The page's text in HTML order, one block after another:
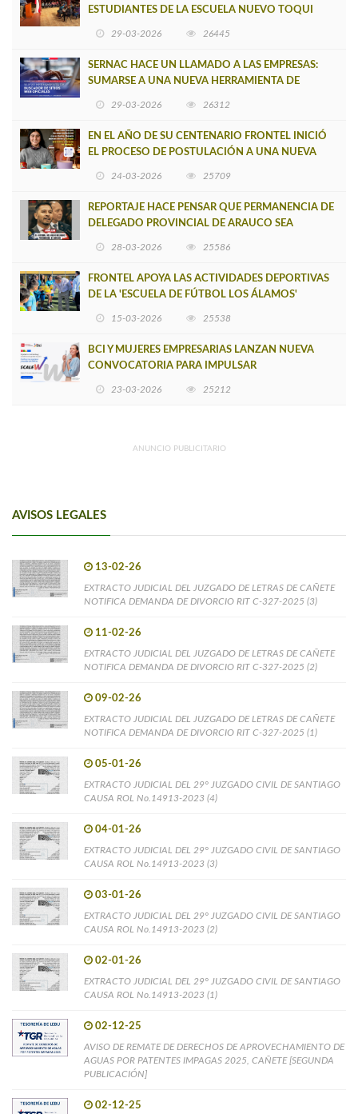
ESTUDIANTES DE LA ESCUELA NUEVO TOQUI
29-03-2026 26445
SERNAC HACE UN LLAMADO A LAS EMPRESAS:
SUMARSE A UNA NUEVA HERRAMIENTA DE
29-03-2026 26312
EN EL AÑO DE SU CENTENARIO FRONTEL INICIÓ
EL PROCESO DE POSTULACIÓN A UNA NUEVA
24-03-2026 25709
REPORTAJE HACE PENSAR QUE PERMANENCIA DE
DELEGADO PROVINCIAL DE ARAUCO SEA
28-03-2026 25586
FRONTEL APOYA LAS ACTIVIDADES DEPORTIVAS
DE LA 'ESCUELA DE FÚTBOL LOS ÁLAMOS'
15-03-2026 25538
BCI Y MUJERES EMPRESARIAS LANZAN NUEVA
CONVOCATORIA PARA IMPULSAR
23-03-2026 25212
ANUNCIO PUBLICITARIO
AVISOS LEGALES
13-02-26
EXTRACTO JUDICIAL DEL JUZGADO DE LETRAS DE CAÑETE
NOTIFICA DEMANDA DE DIVORCIO RIT C-327-2025 (3)
11-02-26
EXTRACTO JUDICIAL DEL JUZGADO DE LETRAS DE CAÑETE
NOTIFICA DEMANDA DE DIVORCIO RIT C-327-2025 (2)
09-02-26
EXTRACTO JUDICIAL DEL JUZGADO DE LETRAS DE CAÑETE
NOTIFICA DEMANDA DE DIVORCIO RIT C-327-2025 (1)
05-01-26
EXTRACTO JUDICIAL DEL 29° JUZGADO CIVIL DE SANTIAGO
CAUSA ROL No.14913-2023 (4)
04-01-26
EXTRACTO JUDICIAL DEL 29° JUZGADO CIVIL DE SANTIAGO
CAUSA ROL No.14913-2023 (3)
03-01-26
EXTRACTO JUDICIAL DEL 29° JUZGADO CIVIL DE SANTIAGO
CAUSA ROL No.14913-2023 (2)
02-01-26
EXTRACTO JUDICIAL DEL 29° JUZGADO CIVIL DE SANTIAGO
CAUSA ROL No.14913-2023 (1)
02-12-25
AVISO DE REMATE DE DERECHOS DE APROVECHAMIENTO DE
AGUAS POR PATENTES IMPAGAS 2025, CAÑETE [SEGUNDA
PUBLICACIÓN]
02-12-25